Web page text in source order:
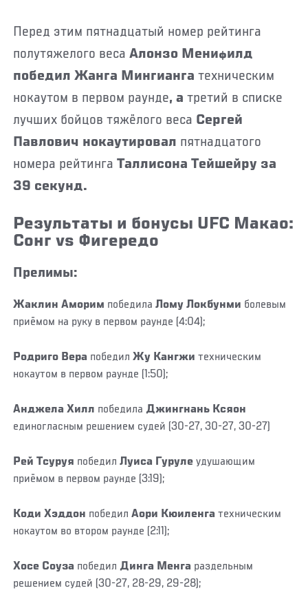
Перед этим пятнадцатый номер рейтинга
полутяжелого весаАлонзо Менифилд
победил Жанга Мингианга техническим
нокаутом в первом раунде, атретий в списке
лучших бойцов тяжёлого веса Сергей
Павлович нокаутировал пятнадцатого
номера рейтингаТаллисона Тейшейру за
39 секунд.
Результаты и бонусы UFC Макао:
Сонг vs Фигередо
Прелимы:
Жаклин Аморим победилаЛому Локбунми болевым
приёмом на руку в первом раунде (4:04);
Родриго Вера победил Жу Кангжитехническим
нокаутом в первом раунде (1:50);
Анджела Хилл победилаДжингнань Ксяон
единогласным решением судей (30-27, 30-27, 30-27)
Рей Тсуруя победилЛуиса Гурулеудушающим
приёмом в первом раунде (3:19);
Коди Хэддон победилАори Кюиленгатехническим
нокаутом во втором раунде (2:11);
Хосе Соуза победилДинга Менга раздельным
решением судей (30-27, 28-29, 29-28);